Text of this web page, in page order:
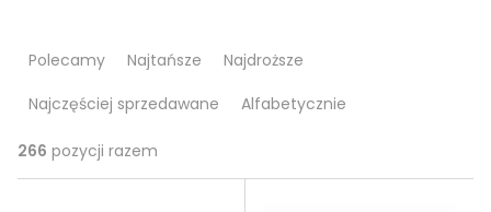
o
t
Polecamy Najtańsze
Najdroższe
Najczęściej sprzedawane
Alfabetycznie
266 pozycji razem